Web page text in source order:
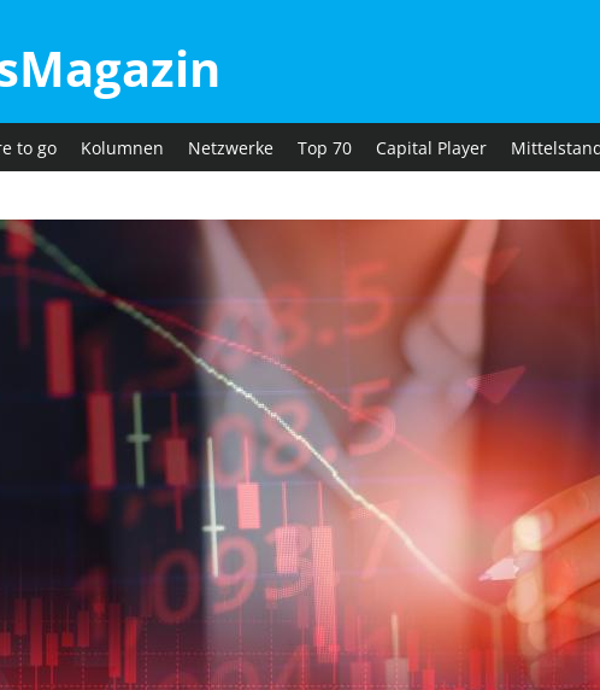
to go Kolumnen Netzwerke Top 70 Capital Player